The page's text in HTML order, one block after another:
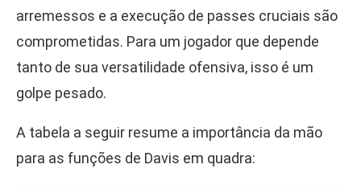
arremessos e a execução de passes cruciais são
comprometidas. Para um jogador que depende
tanto de sua versatilidade ofensiva, isso é um
golpe pesado.
A tabela a seguir resume a importância da mão
para as funções de Davis em quadra: